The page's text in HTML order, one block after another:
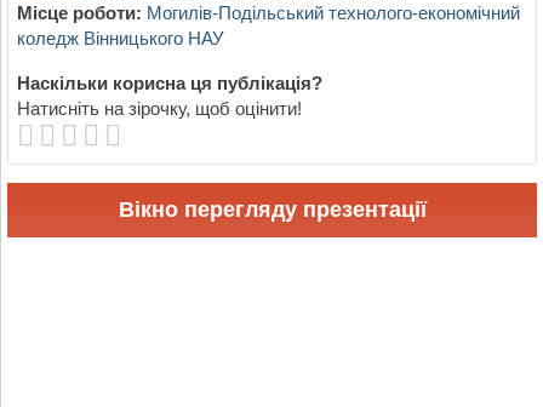
Місце роботи: Могилів-Подільський технолого-економічний
коледж Вінницького НАУ
Наскільки корисна ця публікація?
Натисніть на зірочку, щоб оцінити!
Вікно перегляду презентації